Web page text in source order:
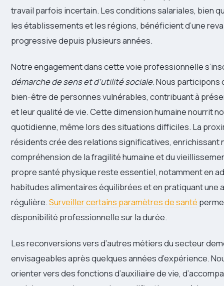
travail parfois incertain. Les conditions salariales, bien
les établissements et les régions, bénéficient d’une
progressive depuis plusieurs années.
Notre engagement dans cette voie professionnelle
démarche de sens et d’utilité sociale. Nous participons
bien-être de personnes vulnérables, contribuant à
et leur qualité de vie. Cette dimension humaine nourrit
quotidienne, même lors des situations difficiles. La
résidents crée des relations significatives, enrichissant
compréhension de la fragilité humaine et du
propre santé physique reste essentiel, notamment en
habitudes alimentaires équilibrées et en pratiquant une
régulière.Surveiller certains paramètres de santé
disponibilité professionnelle sur la durée.
Les reconversions vers d’autres métiers du secteur
envisageables après quelques années d’expérience.
orienter vers des fonctions d’auxiliaire de vie,